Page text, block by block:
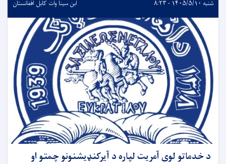
شنبه ۱۴۰۵/۵/۱۰ - ۸:۲۳ ابن سینا وات کابل افغانستان
د خدماتو لوی آمریت لپاره د آیرکنډیشنونو چمتو او